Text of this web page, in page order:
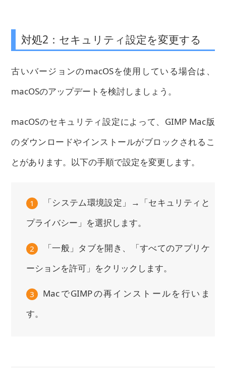
対処2：セキュリティ設定を変更する
古いバージョンのmacOSを使用している場合は、
macOSのアップデートを検討しましょう。
macOSのセキュリティ設定によって、GIMP Mac版
のダウンロードやインストールがブロックされるこ
とがあります。以下の手順で設定を変更します。
1
「システム環境設定」→「セキュリティと
プライバシー」を選択します。
2
「一般」タブを開き、「すべてのアプリケ
ーションを許可」をクリックします。
3
MacでGIMPの再インストールを行いま
す。